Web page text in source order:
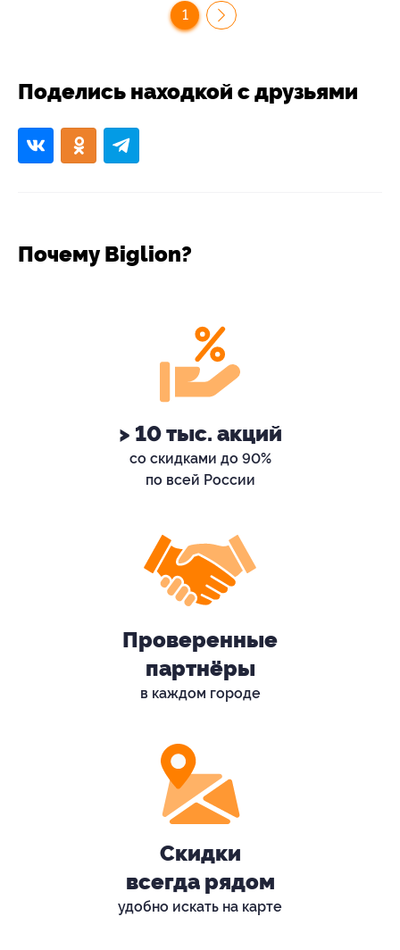
1
Поделись находкой с друзьями
Почему Biglion?
> 10 тыс. акций
со скидками до 90%
по всей России
Проверенные
партнёры
в каждом городе
Скидки
всегда рядом
удобно искать на карте